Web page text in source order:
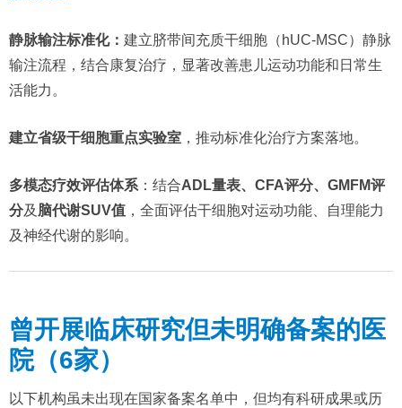
静脉输注标准化： 建立脐带间充质干细胞（hUC-MSC）静脉
输注流程，结合康复治疗，显著改善患儿运动功能和日常生
活能力。
建立省级干细胞重点实验室 ，推动标准化治疗方案落地。
多模态疗效评估体系：结合ADL量表、CFA评分、GMFM评
分及 脑代谢SUV值 ，全面评估干细胞对运动功能、自理能力
及神经代谢的影响。
曾开展临床研究但未明确备案的医
院（6家）
以下机构虽未出现在国家备案名单中，但均有科研成果或历